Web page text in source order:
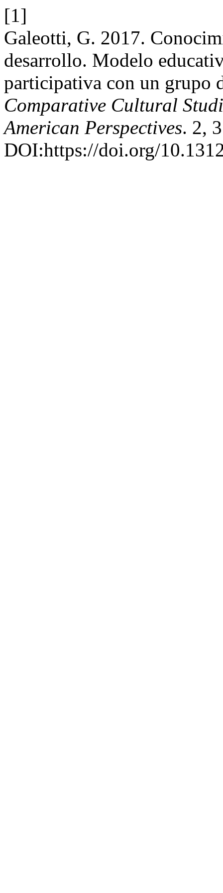
[1]
Galeotti, G. 2017.
desarrollo. Modelo
participativa con un grupo
Comparative Cultural
American Perspectives. 2,
DOI:https://doi.org/